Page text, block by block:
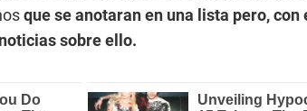
que se anotaran en una lista pero, con
sobre ello.